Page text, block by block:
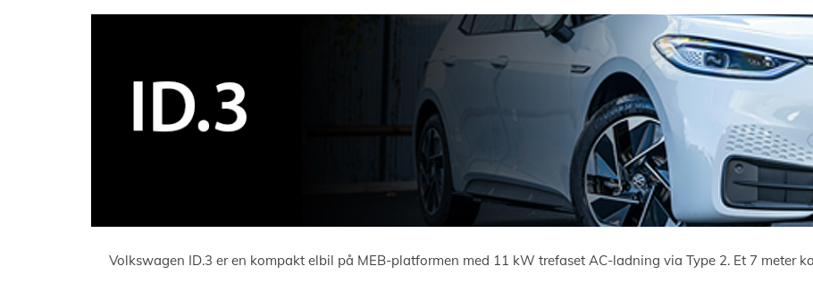
Volkswagen ID.3 er en kompakt elbil på MEB-platformen med 11 kW trefaset AC-ladning via Type 2. Et 7 meter